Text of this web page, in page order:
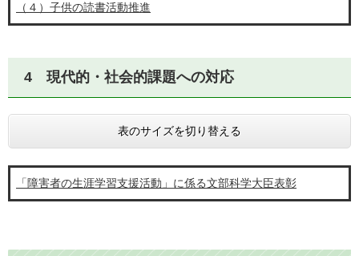
（４）子供の読書活動推進
4 現代的・社会的課題への対応
表のサイズを切り替える
「障害者の生涯学習支援活動」に係る文部科学大臣表彰​